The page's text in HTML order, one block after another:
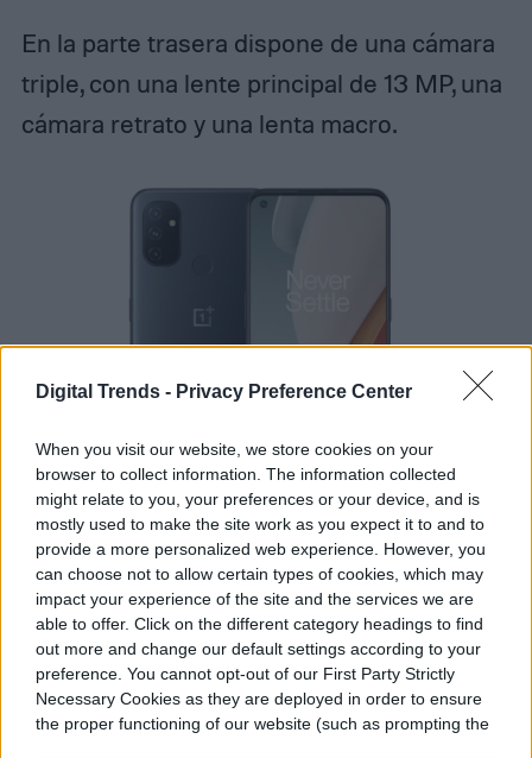
Digital Trends - Privacy Preference Center
When you visit our website, we store cookies on your
browser to collect information. The information collected
might relate to you, your preferences or your device, and is
mostly used to make the site work as you expect it to and to
provide a more personalized web experience. However, you
can choose not to allow certain types of cookies, which may
impact your experience of the site and the services we are
able to offer. Click on the different category headings to find
out more and change our default settings according to your
preference. You cannot opt-out of our First Party Strictly
Necessary Cookies as they are deployed in order to ensure
the proper functioning of our website (such as prompting the
En la parte trasera dispone de una cámara
triple, con una lente principal de 13 MP, una
cámara retrato y una lenta macro.
OnePlus
Alejandro Manriquez
Former Digital Trends Contributor